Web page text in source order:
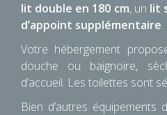
lit double en 180 cm, un lit
d’appoint supplémentaire.
Votre hébergement
douche ou baignoire,
d’accueil. Les toilettes sont
Bien d’autres